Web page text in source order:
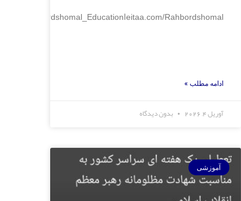
eitaa.com/Rahbordshomalاhttps://ble.ir/RahbordShomal_Educationhttps://rubika.ir/Rahbordshomal_Education
ادامه مطلب »
آوریل 4, 2026 بدون دیدگاه
آموزشی